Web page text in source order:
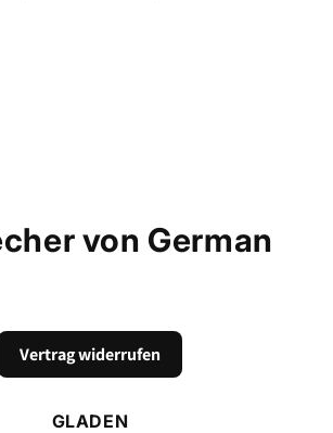
von German
Vertrag widerrufen
GLADEN